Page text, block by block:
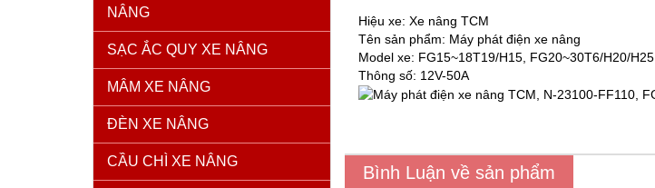
Hiệu xe: Xe nâng TCM
Tên sản phẩm: Máy phát điện xe nâng
Model xe: FG15~18T19/H15, FG20~30T6/H20/H25
Thông số: 12V-50A
Bình Luận về sản phẩm
NÂNG
SẠC ẮC QUY XE NÂNG
MÂM XE NÂNG
ĐÈN XE NÂNG
CẦU CHÌ XE NÂNG